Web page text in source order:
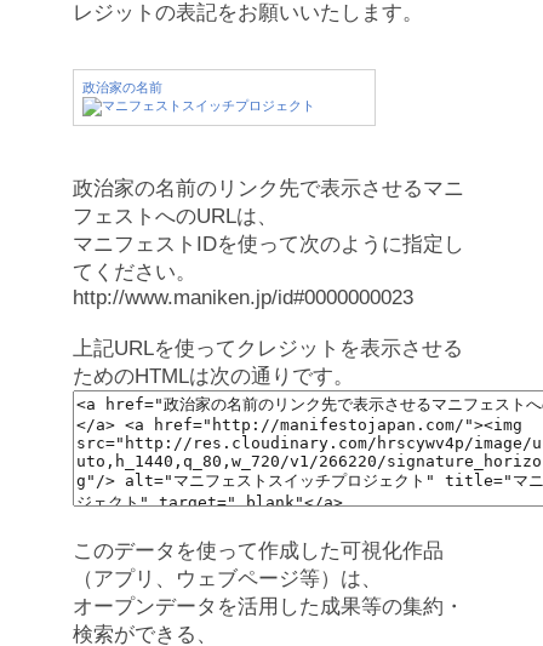
レジットの表記をお願いいたします。
政治家の名前
政治家の名前のリンク先で表示させるマニ
フェストへのURLは、
マニフェストIDを使って次のように指定し
てください。
http://www.maniken.jp/id#0000000023
上記URLを使ってクレジットを表示させる
ためのHTMLは次の通りです。
このデータを使って作成した可視化作品
（アプリ、ウェブページ等）は、
オープンデータを活用した成果等の集約・
検索ができる、